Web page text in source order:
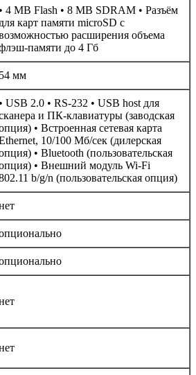
• 4 MB Flash • 8 MB SDRAM • Разъём
для карт памяти microSD с
расширения объема
памяти до 4 Гб
54 мм
• USB 2.0 • RS-232 • USB host для
и ПК-клавиатуры (заводская
• Встроенная сетевая карта
10/100 Mб/сек (дилерская
• Bluetooth (пользовательская
• Внешний модуль Wi-Fi
b/g/n (пользовательская опция)